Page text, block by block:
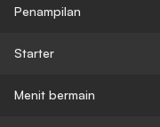
Penampilan
Starter
Menit bermain